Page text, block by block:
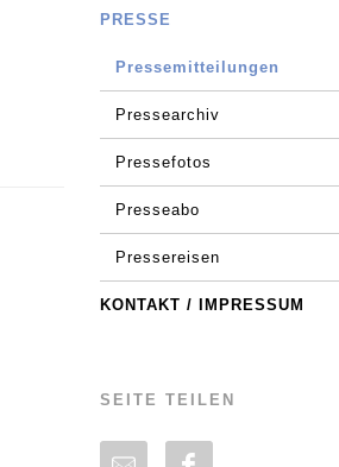
PRESSE
Pressemitteilungen
Pressearchiv
Pressefotos
Presseabo
Pressereisen
KONTAKT / IMPRESSUM
SEITE TEILEN